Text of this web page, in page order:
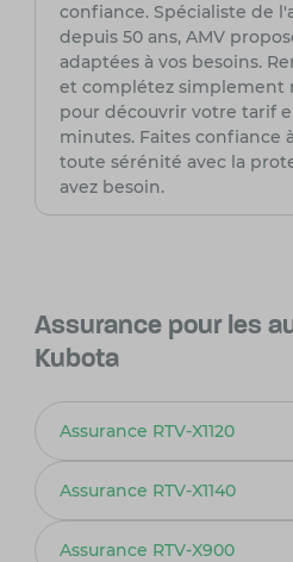
confiance. Spécialiste de
depuis 50 ans, AMV
adaptées à vos besoins.
et complétez simplement
pour découvrir votre tarif
minutes. Faites confiance
toute sérénité avec la
avez besoin.
Assurance pour les
Kubota
Assurance RTV-X1120
Assurance RTV-X1140
Assurance RTV-X900